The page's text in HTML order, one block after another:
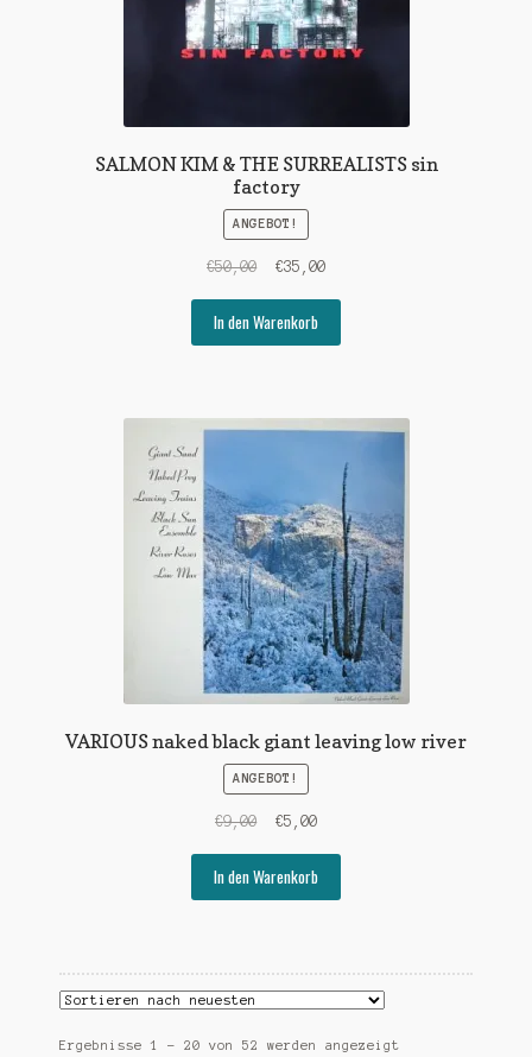
SALMON KIM & THE SURREALISTS sin
factory
ANGEBOT!
€50,00
Ursprünglicher
war:
€50,00
€35,00Aktueller
€35,00.
In den Warenkorb
VARIOUS naked black giant leaving low river
ANGEBOT!
€9,00
Ursprünglicher
war:
€9,00
€5,00Aktueller
ist:
€5,00.
In den Warenkorb
Ergebnisse 1 – 20 von 52 werden angezeigt